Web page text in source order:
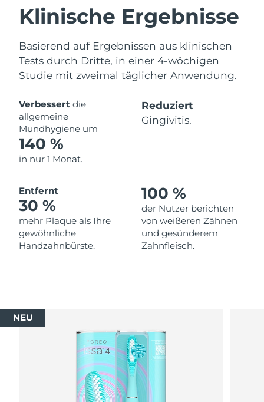
Klinische Ergebnisse
Basierend auf Ergebnissen aus klinischen
Tests durch Dritte, in einer 4-wöchigen
Studie mit zweimal täglicher Anwendung.
Verbessert die
allgemeine
Mundhygiene um
140 %
in nur 1 Monat.
Reduziert
Gingivitis.
Entfernt
30 %
mehr Plaque als Ihre
gewöhnliche
Handzahnbürste.
100 %
der Nutzer berichten
von weißeren Zähnen
und gesünderem
Zahnfleisch.
NEU